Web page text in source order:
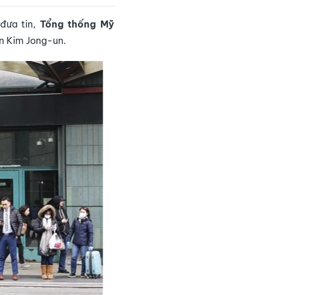
tin, Tổng thống Mỹ
Kim Jong-un.